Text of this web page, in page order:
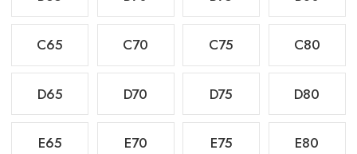
C65 C70 C75 C80
D65 D70 D75 D80
E65 E70 E75 E80